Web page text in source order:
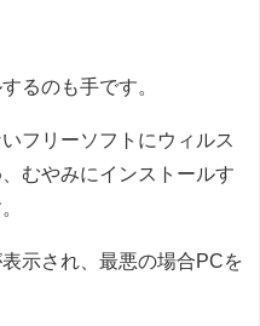
るのも手です。
フリーソフトにウィルス
むやみにインストールす
示され、最悪の場合PCを